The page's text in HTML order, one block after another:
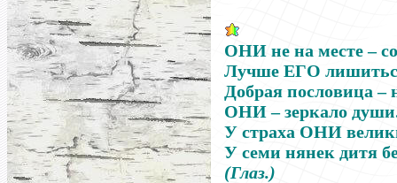
ОНИ не на месте–
Лучше ЕГО
Добрая пословица–
ОНИ –зеркало
У страха ОНИ
У семи нянек дитя
(Глаз.)